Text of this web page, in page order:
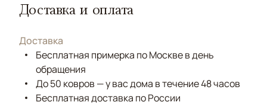
Доставка и оплата
Доставка
Бесплатная примерка по Москве в день
обращения
До 50 ковров — у вас дома в течение 48 часов
Бесплатная доставка по России